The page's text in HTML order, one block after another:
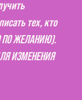
тех, кто
ПО ЖЕЛАНИЮ).
ИЗМЕНЕНИЯ